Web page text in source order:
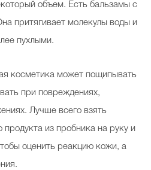
объем. Есть бальзамы с
притягивает молекулы воды и
пухлыми.
косметика может пощипывать
при повреждениях,
Лучше всего взять
продукта из пробника на руку и
оценить реакцию кожи, а